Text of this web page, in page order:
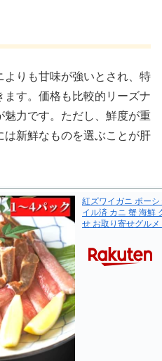
りも甘味が強いとされ、特
す。価格も比較的リーズナ
力です。ただし、鮮度が重
新鮮なものを選ぶことが肝
紅ズワイガニ ポー
イル済 カニ 蟹 海鮮
せ お取り寄せグル